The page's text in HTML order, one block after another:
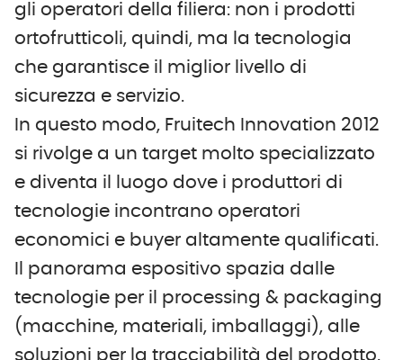
gli operatori della filiera: non i prodotti
ortofrutticoli, quindi, ma la tecnologia
che garantisce il miglior livello di
sicurezza e servizio.
In questo modo, Fruitech Innovation 2012
si rivolge a un target molto specializzato
e diventa il luogo dove i produttori di
tecnologie incontrano operatori
economici e buyer altamente qualificati.
Il panorama espositivo spazia dalle
tecnologie per il processing & packaging
(macchine, materiali, imballaggi), alle
soluzioni per la tracciabilità del prodotto,